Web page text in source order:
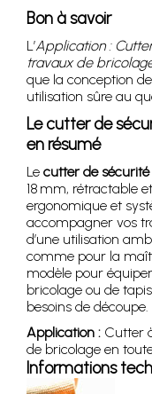
Bon à savoir
L’Application :
travaux de
que la conception
utilisation sûre au
Le cutter de
en résumé
Le cutter de
18 mm, rétractable
ergonomique et
accompagner vos
d’une utilisation
comme pour la
modèle pour
bricolage ou de
besoins de découpe.
Application : Cutter
de bricolage en
Informations